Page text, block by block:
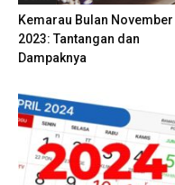
Kemarau Bulan November
2023: Tantangan dan
Dampaknya